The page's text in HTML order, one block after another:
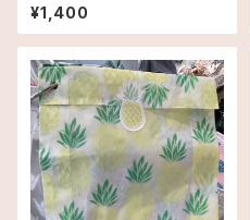
ー｜Foodland限定デザイン
¥1,400